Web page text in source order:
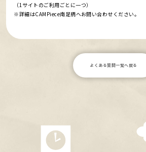
（1サイトのご利用ごとに一つ）
※詳細はCAMPiece南足柄へお問い合わせください。
よくある質問一覧へ戻る